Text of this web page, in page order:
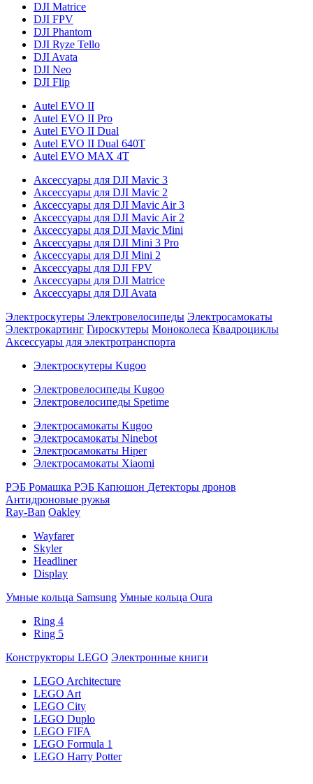
DJI Matrice
DJI FPV
DJI Phantom
DJI Ryze Tello
DJI Avata
DJI Neo
DJI Flip
Autel EVO II
Autel EVO II Pro
Autel EVO II Dual
Autel EVO II Dual 640T
Autel EVO MAX 4T
Аксессуары для DJI Mavic 3
Аксессуары для DJI Mavic 2
Аксессуары для DJI Mavic Air 3
Аксессуары для DJI Mavic Air 2
Аксессуары для DJI Mavic Mini
Аксессуары для DJI Mini 3 Pro
Аксессуары для DJI Mini 2
Аксессуары для DJI FPV
Аксессуары для DJI Matrice
Аксессуары для DJI Avata
Электроскутеры Электровелосипеды Электросамокаты
Электрокартинг Гироскутеры Моноколеса Квадроциклы
Аксессуары для электротранспорта
Электроскутеры Kugoo
Электровелосипеды Kugoo
Электровелосипеды Spetime
Электросамокаты Kugoo
Электросамокаты Ninebot
Электросамокаты Hiper
Электросамокаты Xiaomi
РЭБ Ромашка РЭБ Капюшон Детекторы дронов
Антидроновые ружья
Ray-Ban Oakley
Wayfarer
Skyler
Headliner
Display
Умные кольца Samsung Умные кольца Oura
Ring 4
Ring 5
Конструкторы LEGO Электронные книги
LEGO Architecture
LEGO Art
LEGO City
LEGO Duplo
LEGO FIFA
LEGO Formula 1
LEGO Harry Potter